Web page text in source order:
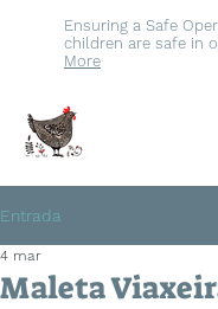
Ensuring a Safe
children are safe in
More
Entrada
Maleta
4 mar